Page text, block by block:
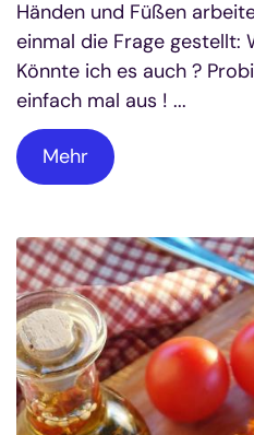
Händen und Füßen
einmal die Frage gestellt:
Könnte ich es auch ?
einfach mal aus ! ...
Mehr